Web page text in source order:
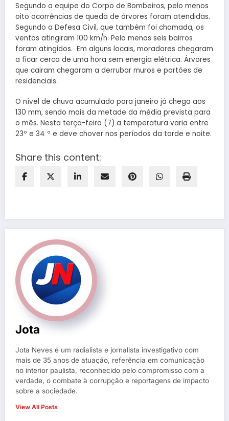
Segundo a equipe do Corpo de Bombeiros, pelo menos
oito ocorrências de queda de árvores foram atendidas.
Segundo a Defesa Civil, que também foi chamada, os
ventos atingiram 100 km/h. Pelo menos seis bairros
foram atingidos. Em alguns locais, moradores chegaram
a ficar cerca de uma hora sem energia elétrica. Árvores
que cairam chegaram a derrubar muros e portões de
residenciais.
O nível de chuva acumulado para janeiro já chega aos
130 mm, sendo mais da metade da média prevista para
o mês. Nesta terça-feira (7) a temperatura varia entre
23º e 34 º e deve chover nos períodos da tarde e noite.
Share this content:
Jota
Jota Neves é um radialista e jornalista investigativo com
mais de 35 anos de atuação, referência em comunicação
no interior paulista, reconhecido pelo compromisso com a
verdade, o combate à corrupção e reportagens de impacto
sobre a sociedade.
View All Posts